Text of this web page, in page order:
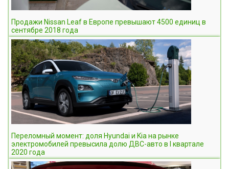
Продажи Nissan Leaf в Европе превышают 4500 единиц в
сентябре 2018 года
Переломный момент: доля Hyundai и Kia на рынке
электромобилей превысила долю ДВС-авто в I квартале
2020 года